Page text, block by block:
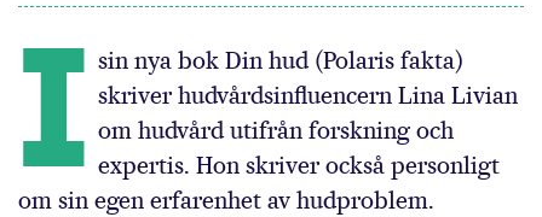
I sin nya bok Din hud (Polaris fakta)
skriver hudvårdsinfluencern Lina Livian
om hudvård utifrån forskning och
expertis. Hon skriver också personligt
om sin egen erfarenhet av hudproblem.